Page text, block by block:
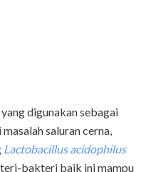
digunakan sebagai
saluran cerna,
Lactobacillus acidophilus
bakteri baik ini mampu